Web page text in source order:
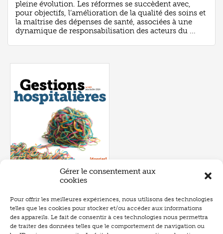
Gérer le consentement aux
cookies
Pour offrir les meilleures expériences, nous utilisons des technologies
telles que les cookies pour stocker et/ou accéder aux informations
des appareils. Le fait de consentir à ces technologies nous permettra
de traiter des données telles que le comportement de navigation ou
pleine évolution. Les réformes se succèdent avec,
pour objectifs, l’amélioration de la qualité des soins et
la maîtrise des dépenses de santé, associées à une
dynamique de responsabilisation des acteurs du ...
Numéro 657- juin 2026